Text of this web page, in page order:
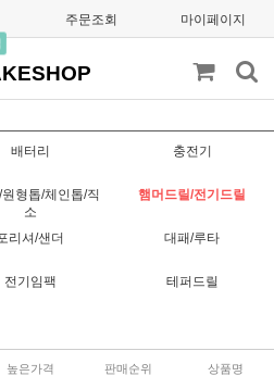
주문조회 마이페이지
배터리 충전기
형톱/체인톱/직
소
햄머드릴/전기드릴
리셔/샌더 대패/루타
전기임팩 테퍼드릴
높은가격 판매순위 상품명